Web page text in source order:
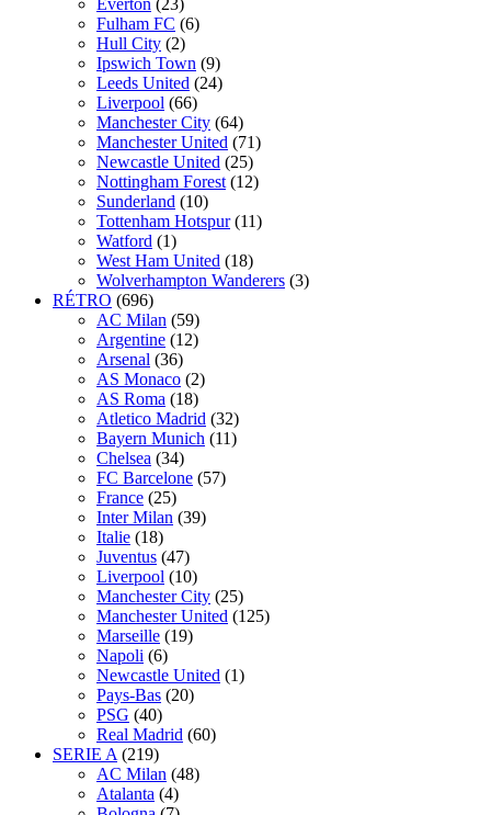
Fulham FC (6)
Hull City (2)
Ipswich Town (9)
Leeds United (24)
Liverpool (66)
Manchester City (64)
Manchester United (71)
Newcastle United (25)
Nottingham Forest (12)
Sunderland (10)
Tottenham Hotspur (11)
Watford (1)
West Ham United (18)
Wolverhampton Wanderers (3)
RÉTRO (696)
AC Milan (59)
Argentine (12)
Arsenal (36)
AS Monaco (2)
AS Roma (18)
Atletico Madrid (32)
Bayern Munich (11)
Chelsea (34)
FC Barcelone (57)
France (25)
Inter Milan (39)
Italie (18)
Juventus (47)
Liverpool (10)
Manchester City (25)
Manchester United (125)
Marseille (19)
Napoli (6)
Newcastle United (1)
Pays-Bas (20)
PSG (40)
Real Madrid (60)
SERIE A (219)
AC Milan (48)
Atalanta (4)